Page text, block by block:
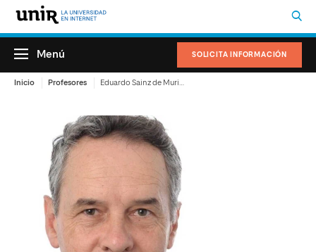
SOLICITA INFORMACIÓN
Menú
Inicio Profesores